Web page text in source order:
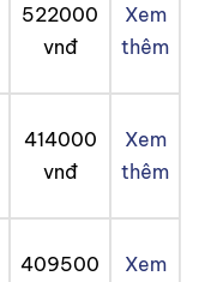
522000
vnđ
Xem
thêm
414000
vnđ
Xem
thêm
409500
Xem